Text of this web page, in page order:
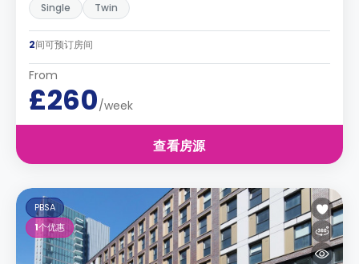
Single Twin
2间可预订房间
From
£260/week
查看房源
PBSA
1个优惠